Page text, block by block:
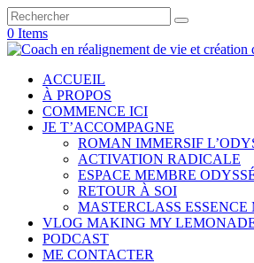
0 Items
ACCUEIL
À PROPOS
COMMENCE ICI
JE T’ACCOMPAGNE
ROMAN IMMERSIF
ACTIVATION RADICALE
ESPACE MEMBRE
RETOUR À SOI
MASTERCLASS
VLOG MAKING MY
PODCAST
ME CONTACTER